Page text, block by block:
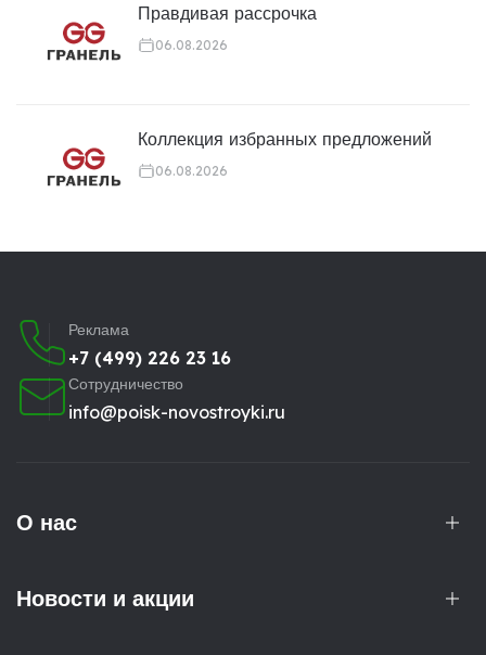
Правдивая рассрочка
06.08.2026
Коллекция избранных предложений
06.08.2026
Реклама
+7 (499) 226 23 16
Сотрудничество
info@poisk-novostroyki.ru
О нас
Новости и акции